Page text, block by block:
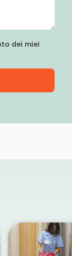
dei miei